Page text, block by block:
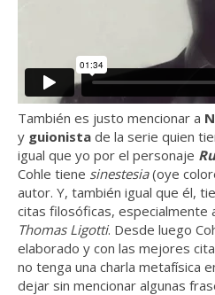
También es justo mencionar a
y guionista de la serie quien
igual que yo por el personaje
Cohle tiene sinestesia(oye
autor. Y, también igual que él,
citas filosóficas, especialmente
Thomas Ligotti. Desde luego
elaborado y con las mejores
no tenga una charla metafísica
dejar sin mencionar algunas